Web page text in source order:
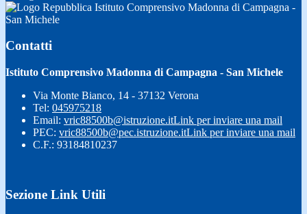
Istituto Comprensivo Madonna di Campagna -
San Michele
Contatti
Istituto Comprensivo Madonna di Campagna - San Michele
Via Monte Bianco, 14 - 37132 Verona
Tel: 045975218
Email: vric88500b@istruzione.itLink per inviare una mail
PEC: vric88500b@pec.istruzione.itLink per inviare una mail
C.F.: 93184810237
Sezione Link Utili